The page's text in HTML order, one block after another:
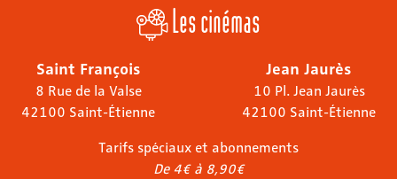
Les cinémas
Saint François
8 Rue de la Valse
42100 Saint-Étienne
Jean Jaurès
10 Pl. Jean Jaurès
42100 Saint-Étienne
Tarifs spéciaux et abonnements
De 4€ à 8,90€